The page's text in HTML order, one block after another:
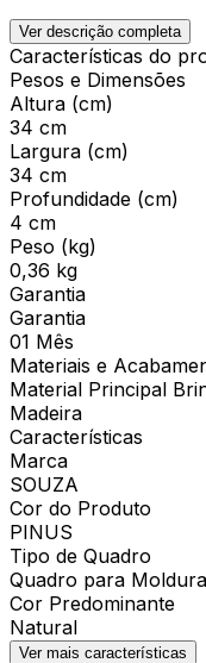
Ver descrição completa
Características do
Pesos e Dimensões
Altura (cm)
34 cm
Largura (cm)
34 cm
Profundidade (cm)
4 cm
Peso (kg)
0,36 kg
Garantia
Garantia
01 Mês
Materiais e
Material Principal
Madeira
Características
Marca
SOUZA
Cor do Produto
PINUS
Tipo de Quadro
Quadro para Moldura
Cor Predominante
Natural
Ver mais características